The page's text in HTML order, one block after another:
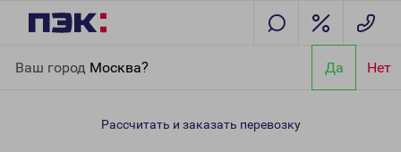
Ваш город Москва? Да Нет
Республика Адыгея
Рассчитать и заказать перевозку